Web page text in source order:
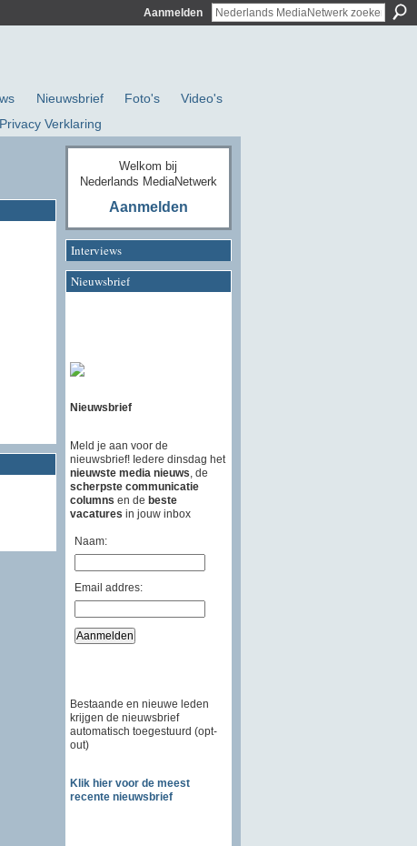
Aanmelden
Nieuwsbrief Foto's
Video's
Privacy Verklaring
Welkom bij
Nederlands MediaNetwerk
Aanmelden
Interviews
Nieuwsbrief
Nieuwsbrief
Meld je aan voor de
nieuwsbrief! Iedere dinsdag het
nieuwste media nieuws , de
scherpste communicatie
columns en de beste
vacatures in jouw inbox
Naam:
Email addres:
Bestaande en nieuwe leden
krijgen de nieuwsbrief
automatisch toegestuurd (opt-
out)
Klik hier voor de meest
recente nieuwsbrief